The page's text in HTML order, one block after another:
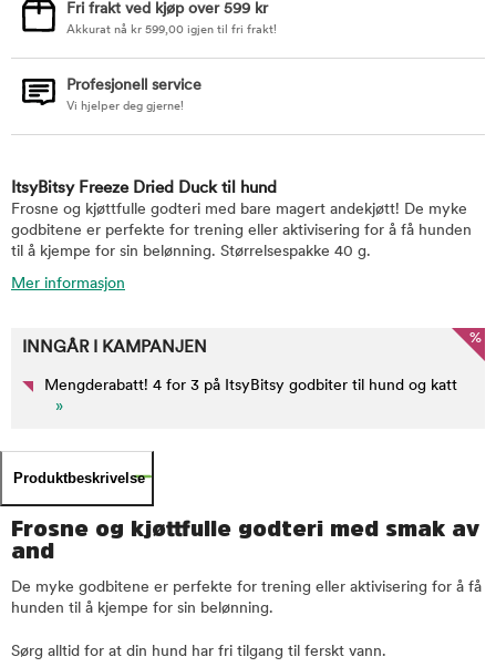
Fri frakt ved kjøp over 599 kr
Akkurat nå kr 599,00 igjen til fri frakt!
Profesjonell service
Vi hjelper deg gjerne!
ItsyBitsy Freeze Dried Duck til hund
Frosne og kjøttfulle godteri med bare magert andekjøtt! De myke
godbitene er perfekte for trening eller aktivisering for å få hunden
til å kjempe for sin belønning. Størrelsespakke 40 g.
Mer informasjon
%
INNGÅR I KAMPANJEN
Mengderabatt! 4 for 3 på ItsyBitsy godbiter til hund og katt
»
Produktbeskrivelse
Frosne og kjøttfulle godteri med smak av
and
De myke godbitene er perfekte for trening eller aktivisering for å få
hunden til å kjempe for sin belønning.
Sørg alltid for at din hund har fri tilgang til ferskt vann.